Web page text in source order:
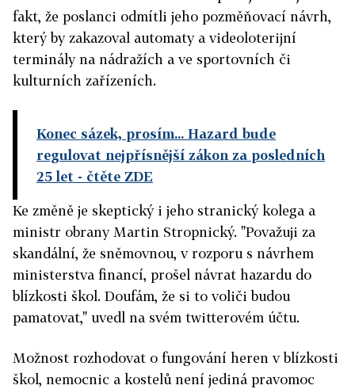
fakt, že poslanci odmítli jeho pozměňovací návrh,
který by zakazoval automaty a videoloterijní
terminály na nádražích a ve sportovních či
kulturních zařízeních.
Konec sázek, prosím... Hazard bude
regulovat nejpřísnější zákon za posledních
25 let - čtěte ZDE
Ke změně je skeptický i jeho stranický kolega a
ministr obrany Martin Stropnický. "Považuji za
skandální, že sněmovnou, v rozporu s návrhem
ministerstva financí, prošel návrat hazardu do
blízkosti škol. Doufám, že si to voliči budou
pamatovat," uvedl na svém twitterovém účtu.
Možnost rozhodovat o fungování heren v blízkosti
škol, nemocnic a kostelů není jediná pravomoc